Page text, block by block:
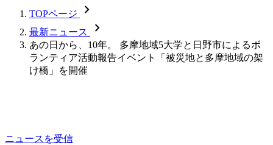
TOPページ chevron_forward
最新ニュース chevron_forward
あの日から、10年。 多摩地域5大学と日野市によるボ
ランティア活動報告イベント「被災地と多摩地域の架
け橋」を開催
ニュースを受信